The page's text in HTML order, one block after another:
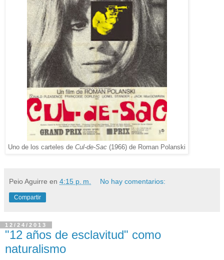
Uno de los carteles de Cul-de-Sac (1966) de Roman Polanski
Peio Aguirre en 4:15 p. m. No hay comentarios:
Compartir
12/24/2013
"12 años de esclavitud" como
naturalismo